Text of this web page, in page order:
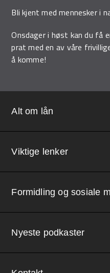
Bli kjent med mennesker i
Onsdager i høst kan du få
prat med en av våre
å komme!
Alt om lån
Viktige lenker
Formidling og sosiale
Nyeste podkaster